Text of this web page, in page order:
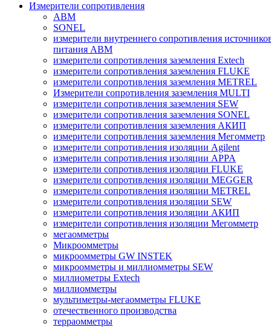
Измерители сопротивления
ABM
SONEL
измерители внутреннего сопротивления
питания ABM
измерители сопротивления заземления Extech
измерители сопротивления заземления FLUKE
измерители сопротивления заземления METREL
Измерители сопротивления заземления MULTI
измерители сопротивления заземления SEW
измерители сопротивления заземления SONEL
измерители сопротивления заземления АКИП
измерители сопротивления заземления Мегомметр
измерители сопротивления изоляции Agilent
измерители сопротивления изоляции APPA
измерители сопротивления изоляции FLUKE
измерители сопротивления изоляции MEGGER
измерители сопротивления изоляции METREL
измерители сопротивления изоляции SEW
измерители сопротивления изоляции АКИП
измерители сопротивления изоляции Мегомметр
мегаомметры
Микроомметры
микроомметры GW INSTEK
микроомметры и миллиомметры SEW
миллиометры Extech
миллиомметры
мультиметры-мегаомметры FLUKE
отечественного производства
терраомметры